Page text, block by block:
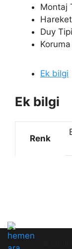
Montaj
Duy
Ek bilgi
Ek bilgi
Renk